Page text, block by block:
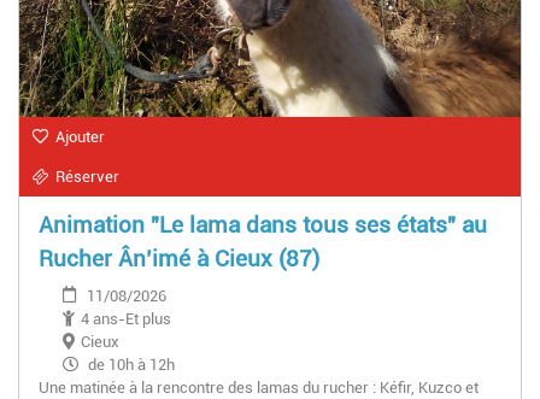
Ajouter
Réserver
Animation "Le lama dans tous ses états" au
Rucher Ân’imé à Cieux (87)
11/08/2026
4 ans-Et plus
Cieux
de 10h à 12h
Une matinée à la rencontre des lamas du rucher : Kéfir, Kuzco et